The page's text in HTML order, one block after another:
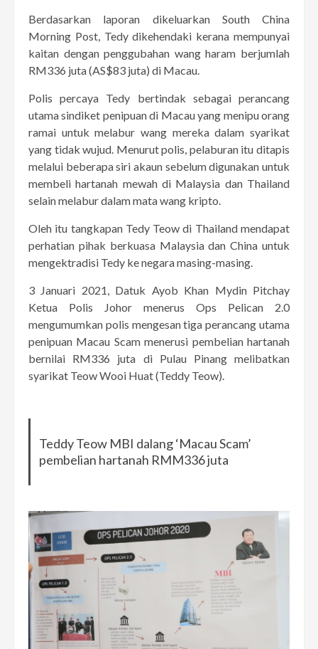
Berdasarkan laporan dikeluarkan South China
Morning Post, Tedy dikehendaki kerana mempunyai
kaitan dengan penggubahan wang haram berjumlah
RM336 juta (AS$83 juta) di Macau.
Polis percaya Tedy bertindak sebagai perancang
utama sindiket penipuan di Macau yang menipu orang
ramai untuk melabur wang mereka dalam syarikat
yang tidak wujud. Menurut polis, pelaburan itu ditapis
melalui beberapa siri akaun sebelum digunakan untuk
membeli hartanah mewah di Malaysia dan Thailand
selain melabur dalam mata wang kripto.
Oleh itu tangkapan Tedy Teow di Thailand mendapat
perhatian pihak berkuasa Malaysia dan China untuk
mengektradisi Tedy ke negara masing-masing.
3 Januari 2021, Datuk Ayob Khan Mydin Pitchay
Ketua Polis Johor menerus Ops Pelican 2.0
mengumumkan polis mengesan tiga perancang utama
penipuan Macau Scam menerusi pembelian hartanah
bernilai RM336 juta di Pulau Pinang melibatkan
syarikat Teow Wooi Huat (Teddy Teow).
Teddy Teow MBI dalang ‘Macau Scam’
pembelian hartanah RMM336 juta